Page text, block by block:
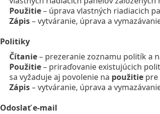
Použitie– úprava vlastných riadiacich
Zápis– vytváranie, úprava a
Politiky
Čítanie– prezeranie zoznamu politík a
Použitie– priraďovanie existujúcich
sa vyžaduje aj povolenie na použitie pre
Zápis– vytváranie, úprava a
Odoslať e-mail